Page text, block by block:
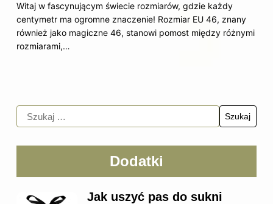
Witaj w fascynującym świecie rozmiarów, gdzie każdy
centymetr ma ogromne znaczenie! Rozmiar EU 46, znany
również jako magiczne 46, stanowi pomost między różnymi
rozmiarami,…
Dodatki
Jak uszyć pas do sukni